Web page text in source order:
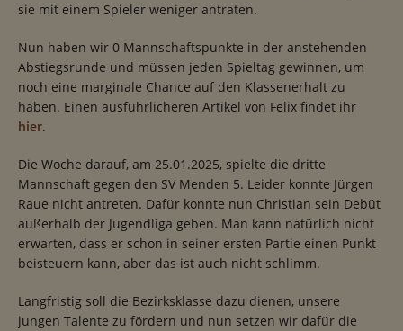
sie mit einem Spieler weniger antraten.
Nun haben wir 0 Mannschaftspunkte in der anstehenden
Abstiegsrunde und müssen jeden Spieltag gewinnen, um
noch eine marginale Chance auf den Klassenerhalt zu
haben. Einen ausführlicheren Artikel von Felix findet ihr
hier.
Die Woche darauf, am 25.01.2025, spielte die dritte
Mannschaft gegen den SV Menden 5. Leider konnte Jürgen
Raue nicht antreten. Dafür konnte nun Christian sein Debüt
außerhalb der Jugendliga geben. Man kann natürlich nicht
erwarten, dass er schon in seiner ersten Partie einen Punkt
beisteuern kann, aber das ist auch nicht schlimm.
Langfristig soll die Bezirksklasse dazu dienen, unsere
jungen Talente zu fördern und nun setzen wir dafür die